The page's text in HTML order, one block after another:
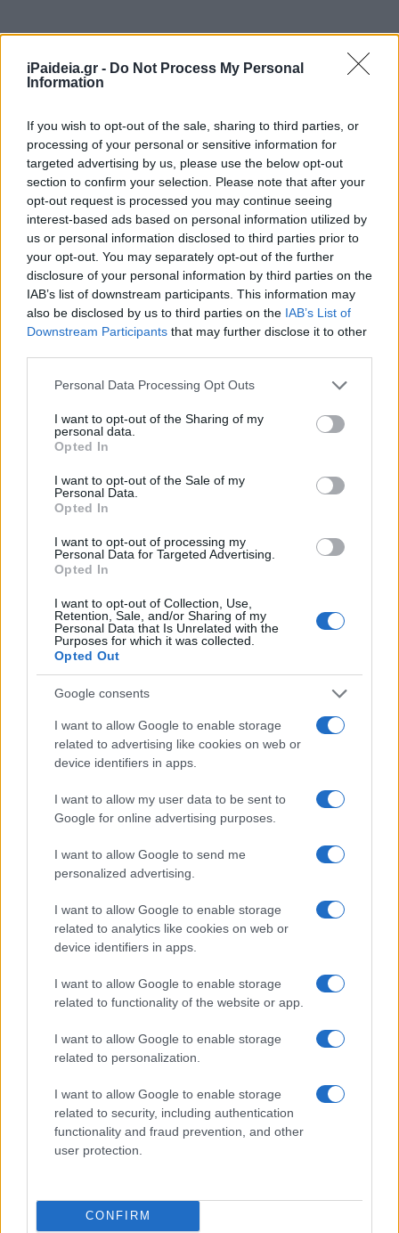
iPaideia.gr - Do Not Process My Personal
Information
If you wish to opt-out of the sale, sharing to third parties, or
processing of your personal or sensitive information for
targeted advertising by us, please use the below opt-out
section to confirm your selection. Please note that after your
opt-out request is processed you may continue seeing
interest-based ads based on personal information utilized by
us or personal information disclosed to third parties prior to
your opt-out. You may separately opt-out of the further
disclosure of your personal information by third parties on the
IAB’s list of downstream participants. This information may
also be disclosed by us to third parties on the IAB’s List of
Downstream Participants that may further disclose it to other
Please note that this website/app uses one or more Google
not limited to your visit or usage behaviour. You may click to
grant or deny consent to Google and its third-party tags to
use your data for below specified purposes in below Google
consent section.
Personal Data Processing Opt Outs
I want to opt-out of the Sharing of my
personal data.
Opted In
I want to opt-out of the Sale of my
Personal Data.
Opted In
I want to opt-out of processing my
Personal Data for Targeted Advertising.
Opted In
I want to opt-out of Collection, Use,
Retention, Sale, and/or Sharing of my
Personal Data that Is Unrelated with the
Purposes for which it was collected.
Opted Out
Google consents
I want to allow Google to enable storage
related to advertising like cookies on web or
device identifiers in apps.
I want to allow my user data to be sent to
Google for online advertising purposes.
I want to allow Google to send me
personalized advertising.
I want to allow Google to enable storage
related to analytics like cookies on web or
device identifiers in apps.
I want to allow Google to enable storage
related to functionality of the website or app.
I want to allow Google to enable storage
related to personalization.
I want to allow Google to enable storage
related to security, including authentication
functionality and fraud prevention, and other
user protection.
CONFIRM
Απαγόρευση διακίνησης και διάθεσης της παρτίδας
20210428038 του μη γνωστοποιημένου συμπληρώματος
διατροφής BLADE FAT KILER της εταιρείας Hi Tec
κατά την παρασκευή του χρησιμοποιήθηκε α’ ύλη
εκχύλισμα Garcinia στην οποία ανιχνεύτηκε η μη
δεν είναι γνωστοποιημένο στον ΕΟΦ.
BURNER
Απαγόρευση διακίνησης και διάθεσης της παρτίδας 1
του μη γνωστοποιημένου συμπληρώματος διατροφής
ACTIVLAB MACHINE MAN BURNER της εταιρείας SFD SA,
Πολωνίας, μετά από ενημέρωση ότι κατά την παρασκευή
του χρησιμοποιήθηκε α’ ύλη εκχύλισμα Garcinia στην
οποία ανιχνεύτηκε η μη εγκεκριμένη ουσία
γνωστοποιημένο στον ΕΟΦ
Ανακοίνωση ΕΟΦ για το THERMOBURN
Απαγόρευση διακίνησης και διάθεσης της παρτίδας
178820 του μη γνωστοποιημένου συμπληρώματος
διατροφής THERMOBURN 90 caps (εταιρεία GLISELAB
S.L.U., Ισπανίας), μετά από ενημέρωση ότι κατά την
παρασκευή του χρησιμοποιήθηκαν κάψουλες στις
οποίες ανιχνεύτηκε η ουσία 2-chloroethanol που είναι
δείκτης παρουσίας της μη εγκεκριμένης ουσίας
αιθυλενοξείδιο. Το προϊόν επιπλέον δεν είναι
Ανακοίνωση ΕΟΦ για το HAIR FORCE (FREZYDERM)
Ανάκληση των παρτίδων HAF 01, HAF 02, HAF 03 και HAF
04 του συμπληρώματος διατροφής HAIR FORCE (της
χρησιμοποιήθηκε α’ ύλη επιμολυσμένη (bamboo extract)
με τη μη εγκεκριμένη ουσία αιθυλενοξείδιο. Το προϊόν
διακινήθηκε από την εταιρεία MARTIN DOW